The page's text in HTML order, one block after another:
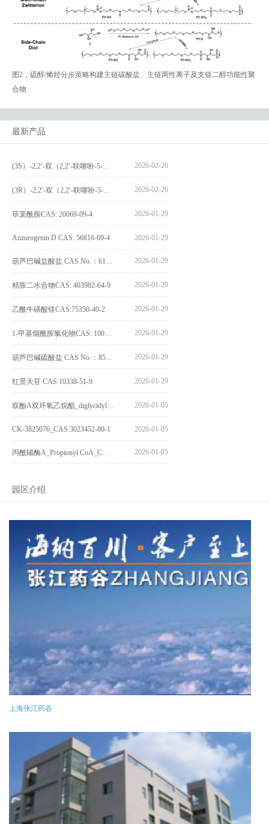
图2，硫醇/烯烃分步策略构建主链碳酸盐、主链两性离子及支链二醇功能性聚
合物
最新产品
(3S）-2,2′-双（2,2′-联噻吩-5-基）-3,3′-联环烷_(3S)-2,2′-bis(2,2′-bithiophene-5-yl)-3,3′-bithianaphthene_CAS:1594931-46-0 2026-02-26
(3R）-2,2′-双（2,2′-联噻吩-5-基）-3,3′-联环烷_(3R)-2,2′-bis(2,2′-bithiophene-5-yl)-3,3′-bithianaphthene_CAS:1594931-42-6 2026-02-26
荜茇酰胺CAS: 20069-09-4 2026-01-29
Anzurogenin D CAS: 56816-69-4 2026-01-29
葫芦巴碱盐酸盐 CAS No.：6138-41-6 2026-01-29
精胺二水合物CAS: 403982-64-9 2026-01-29
乙酰牛磺酸镁CAS:75350-40-2 2026-01-29
1-甲基烟酰胺氯化物CAS: 1005-24-9 2026-01-29
葫芦巴碱硫酸盐 CAS No.：856959-29-0 2026-01-29
红景天苷 CAS:10338-51-9 2026-01-29
双酚A双环氧乙烷酯_diglycidyl ether diphenolate glycidyl ester_CAS:4204-81-3 2026-01-05
CK-3825076_CAS:3023452-80-1 2026-01-05
丙酰辅酶A_Propionyl CoA_CAS:317-66-8 2026-01-05
园区介绍
上海张江药谷